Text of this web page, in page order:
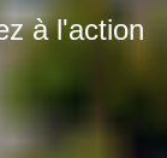
à l'action